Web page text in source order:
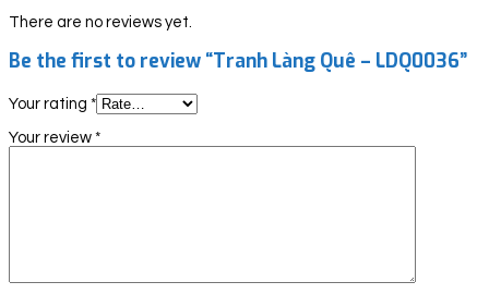
There are no reviews yet.
Be the first to review “Tranh Làng Quê – LDQ0036”
Your rating *
Your review *